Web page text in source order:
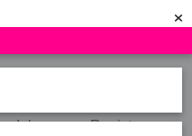
×
Inloggen Registreren